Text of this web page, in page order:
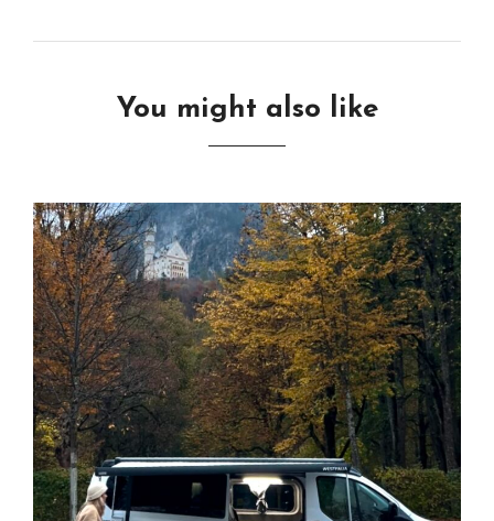
You might also like